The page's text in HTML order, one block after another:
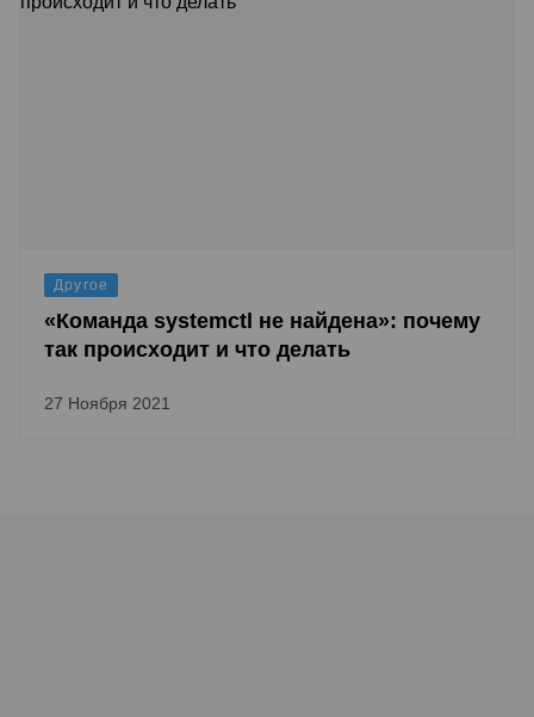
Другое
«Команда systemctl не найдена»: почему
так происходит и что делать
27 Ноября 2021